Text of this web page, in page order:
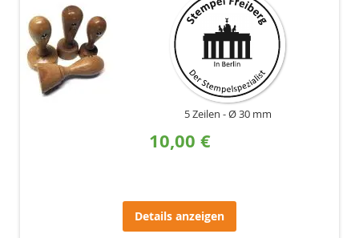
5 Zeilen Ø 30 mm
10,00 €
Details anzeigen